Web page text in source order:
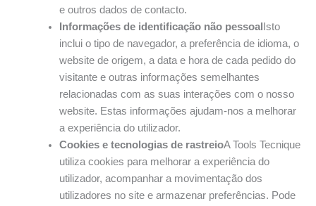
e outros dados de contacto.
Informações de identificação não pessoal Isto
inclui o tipo de navegador, a preferência de idioma, o
website de origem, a data e hora de cada pedido do
visitante e outras informações semelhantes
relacionadas com as suas interações com o nosso
website. Estas informações ajudam-nos a melhorar
a experiência do utilizador.
Cookies e tecnologias de rastreioA Tools Tecnique
utiliza cookies para melhorar a experiência do
utilizador, acompanhar a movimentação dos
utilizadores no site e armazenar preferências. Pode